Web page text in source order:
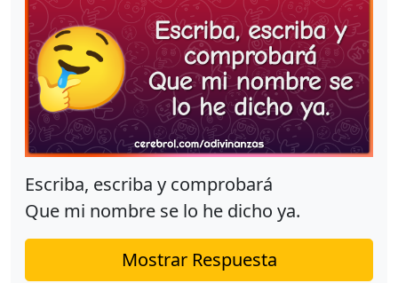
Escriba, escriba y comprobará
Que mi nombre se lo he dicho ya.
Mostrar Respuesta